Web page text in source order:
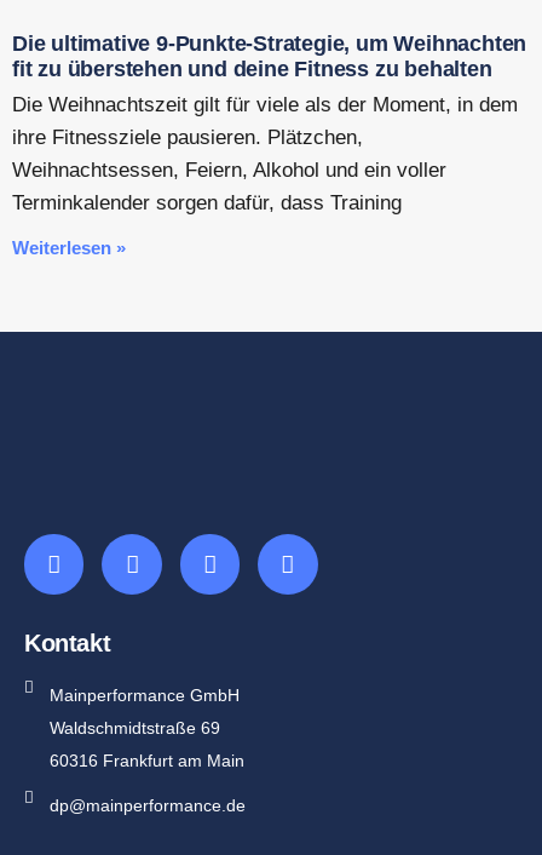
Die ultimative 9-Punkte-Strategie, um Weihnachten
fit zu überstehen und deine Fitness zu behalten
Die Weihnachtszeit gilt für viele als der Moment, in dem
ihre Fitnessziele pausieren. Plätzchen,
Weihnachtsessen, Feiern, Alkohol und ein voller
Terminkalender sorgen dafür, dass Training
Weiterlesen »
Kontakt
Mainperformance GmbH
Waldschmidtstraße 69
60316 Frankfurt am Main
dp@mainperformance.de